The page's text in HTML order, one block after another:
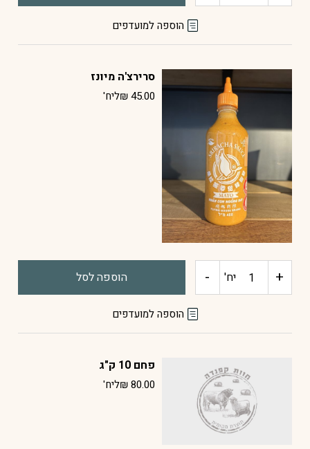
ירוק
הוספה למועדפים
סרירצ'ה מיונז
₪45.00 ליח'
+ כמות
מיונז
יח' - הוספה לסל
הוספה למועדפים
פחם 10 ק"ג
₪80.00 ליח'